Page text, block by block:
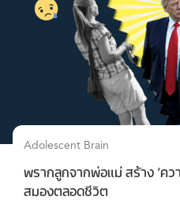
Adolescent Brain
พรากลูกจากพ่อแม่ สร้าง ‘คว
สมองตลอดชีวิต